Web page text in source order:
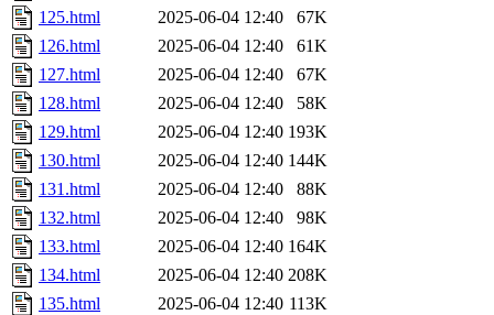
125.html
2025-06-04 12:40
67K
126.html
2025-06-04 12:40
61K
127.html
2025-06-04 12:40
67K
128.html
2025-06-04 12:40
58K
129.html
2025-06-04 12:40 193K
130.html
2025-06-04 12:40 144K
131.html
2025-06-04 12:40
88K
132.html
2025-06-04 12:40
98K
133.html
2025-06-04 12:40 164K
134.html
2025-06-04 12:40 208K
135.html
2025-06-04 12:40 113K